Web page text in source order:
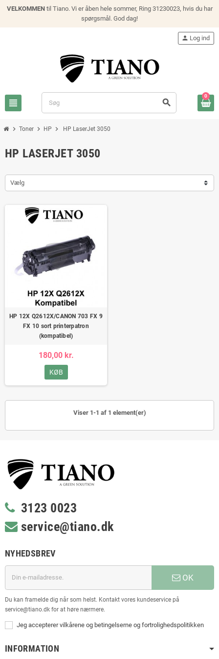
VELKOMMENtil Tiano. Vi er åben hele sommer, Ring 31230023, hvis du har
spørgsmål. God dag!
view_headline search
person Log ind
0
chevron_right Toner chevron_right HP chevron_right HP LaserJet 3050
HP LASERJET 3050
Vælg
HP 12X Q2612X/CANON 703 FX 9
FX 10 sort printerpatron
(kompatibel)
180,00 kr.
KØB
Viser 1-1 af 1 element(er)
3123 0023
service@tiano.dk
NYHEDSBREV
OK
Du kan framelde dig når som helst. Kontakt vores kundeservice på
service@tiano.dk for at høre nærmere.
Jeg accepterer vilkårene og betingelserne og fortrolighedspolitikken
INFORMATION